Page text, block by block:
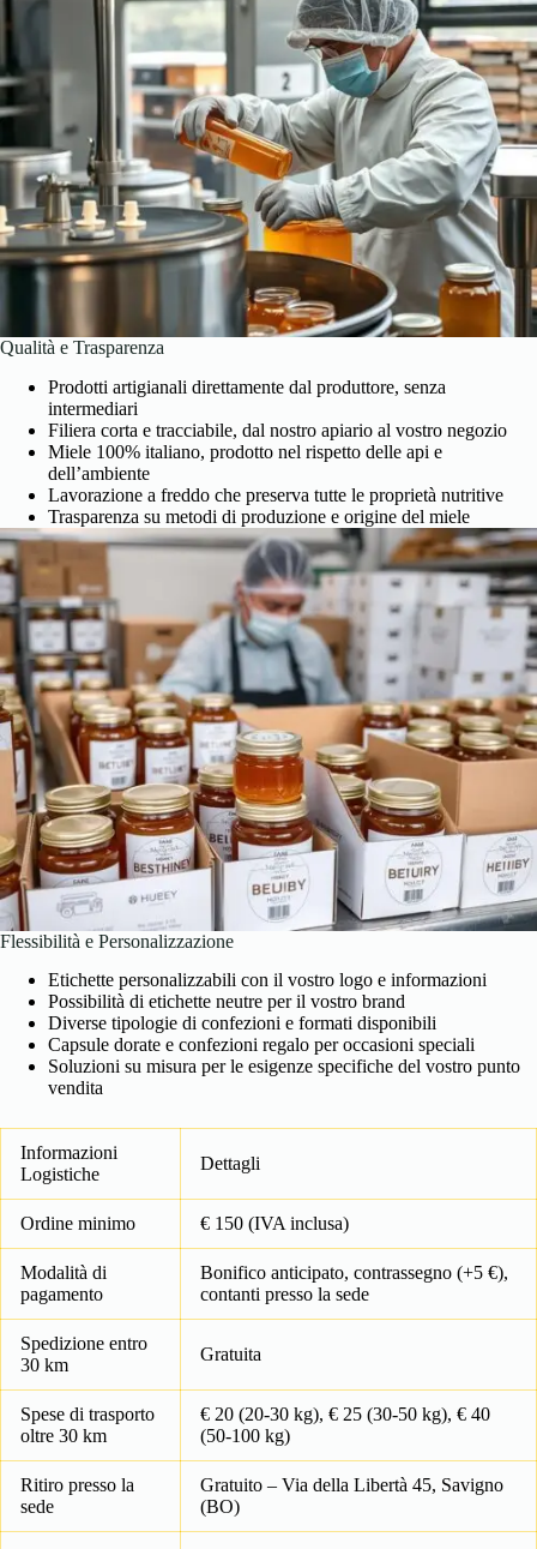
Qualità e Trasparenza
Prodotti artigianali direttamente dal produttore, senza
intermediari
Filiera corta e tracciabile, dal nostro apiario al vostro negozio
Miele 100% italiano, prodotto nel rispetto delle api e
dell’ambiente
Lavorazione a freddo che preserva tutte le proprietà nutritive
Trasparenza su metodi di produzione e origine del miele
Flessibilità e Personalizzazione
Etichette personalizzabili con il vostro logo e informazioni
Possibilità di etichette neutre per il vostro brand
Diverse tipologie di confezioni e formati disponibili
Capsule dorate e confezioni regalo per occasioni speciali
Soluzioni su misura per le esigenze specifiche del vostro punto
vendita
Informazioni
Logistiche
Dettagli
Ordine minimo € 150 (IVA inclusa)
Modalità di
pagamento
Bonifico anticipato, contrassegno (+5 €),
contanti presso la sede
Spedizione entro
30 km
Gratuita
Spese di trasporto
oltre 30 km
€ 20 (20-30 kg), € 25 (30-50 kg), € 40
(50-100 kg)
Ritiro presso la
sede
Gratuito – Via della Libertà 45, Savigno
(BO)